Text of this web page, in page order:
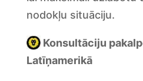
nodokļu situāciju.
Konsultāciju
Latīņamerikā